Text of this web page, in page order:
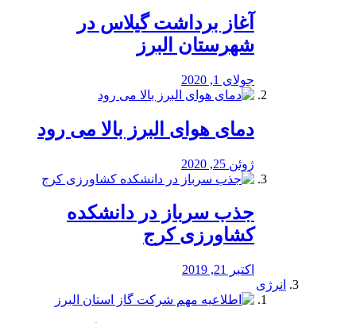
آغاز برداشت گیلاس در
شهرستان البرز
جولای 1, 2020
دمای هوای البرز بالا می رود
ژوئن 25, 2020
جذب سرباز در دانشکده
کشاورزی کرج
اکتبر 21, 2019
انرژی